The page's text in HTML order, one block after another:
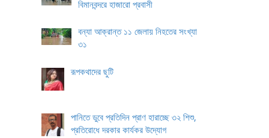
বিমানবন্দরে হাজারো প্রবাসী
বন্যা আক্রান্ত ১১ জেলায় নিহতের সংখ্যা
৩১
রূপকথাদের ছুটি
পানিতে ডুবে প্রতিদিন প্রাণ হারাচ্ছে ৩২ শিশু,
প্রতিরোধে দরকার কার্যকর উদ্যোগ